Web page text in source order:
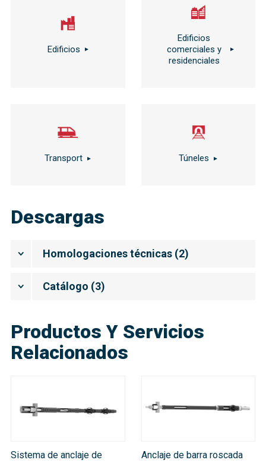
Edificios
Edificios
comerciales y
residenciales
Transport Túneles
Descargas
Homologaciones técnicas (2)
Catálogo (3)
Productos Y Servicios
Relacionados
Sistema de anclaje de
Anclaje de barra roscada